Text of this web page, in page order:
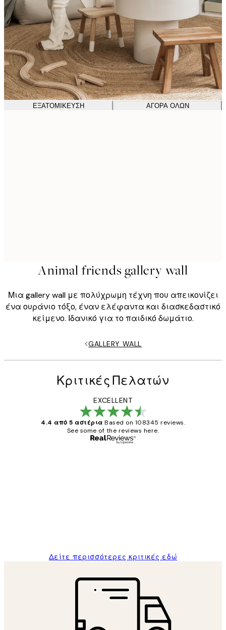
ΕΞΑΤΟΜΊΚΕΥΣΗ ΑΓΟΡΆ ΌΛΩΝ
Animal friends gallery wall
Μια gallery wall με πολύχρωμη τέχνη που απεικονίζει
ένα ουράνιο τόξο, έναν ελέφαντα και διασκεδαστικό
κείμενο. Ιδανικό για το παιδικό δωμάτιο.
GALLERY WALL
Κριτικές Πελατών
EXCELLENT
4.4 από 5 αστέρια Based on 108345 reviews.
See some of the reviews here.
Δείτε περισσότερες κριτικές εδώ